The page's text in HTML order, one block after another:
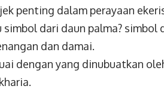
penting dalam perayaan
dari daun palma? simbol
dan damai.
dengan yang dinubuatkan